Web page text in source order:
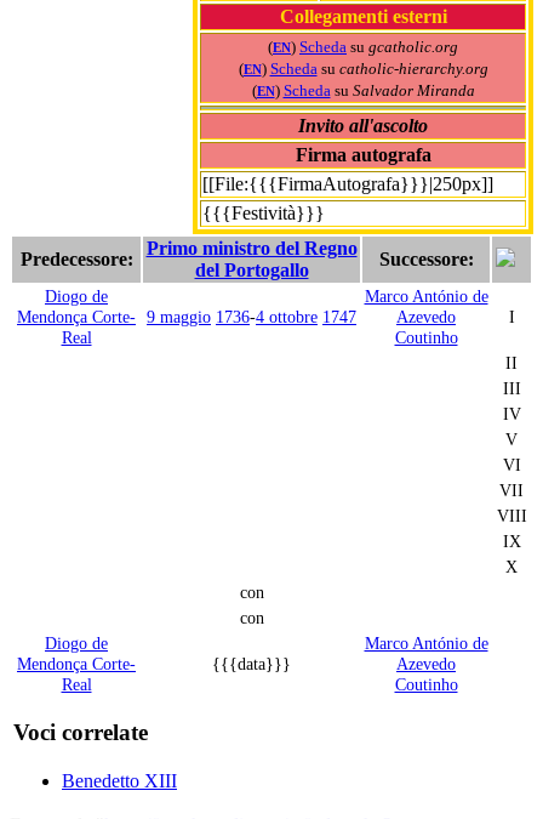
Collegamenti esterni
(EN) Scheda su gcatholic.org
(EN) Scheda su catholic-hierarchy.org
(EN) Scheda su Salvador Miranda
Invito all'ascolto
Firma autografa
[[File:{{{FirmaAutografa}}}|250px]]
{{{Festività}}}
Predecessore:
Primo ministro del Regno
del Portogallo
Successore:
Diogo de
Mendonça Corte-
Real
9 maggio 1736-4 ottobre 1747
Marco António de
Azevedo
Coutinho
I
II
III
IV
V
VI
VII
VIII
IX
X
con
con
Diogo de
Mendonça Corte-
Real
{{{data}}}
Marco António de
Azevedo
Coutinho
Voci correlate
Benedetto XIII